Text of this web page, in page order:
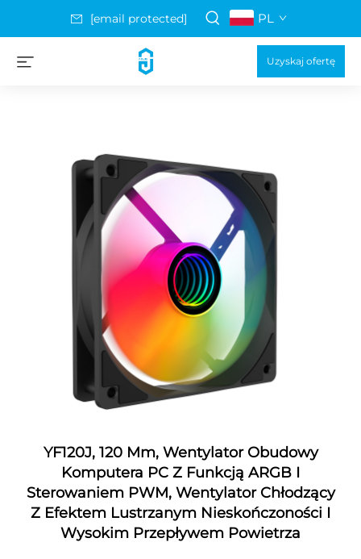
[email protected] PL
Uzyskaj ofertę
YF120J, 120 Mm, Wentylator Obudowy
Komputera PC Z Funkcją ARGB I
Sterowaniem PWM, Wentylator Chłodzący
Z Efektem Lustrzanym Nieskończoności I
Wysokim Przepływem Powietrza